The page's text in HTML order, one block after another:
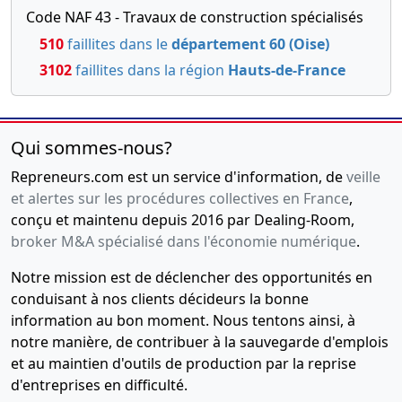
Code NAF 43 - Travaux de construction spécialisés
510faillites dans ledépartement 60 (Oise)
3102faillites dans la région Hauts-de-France
Qui sommes-nous?
Repreneurs.com est un service d'information, deveille
et alertes sur les procédures collectives en France,
conçu et maintenu depuis 2016 par Dealing-Room,
broker M&A spécialisé dans l'économie numérique.
Notre mission est de déclencher des opportunités en
conduisant à nos clients décideurs la bonne
information au bon moment. Nous tentons ainsi, à
notre manière, de contribuer à la sauvegarde d'emplois
et au maintien d'outils de production par la reprise
d'entreprises en difficulté.